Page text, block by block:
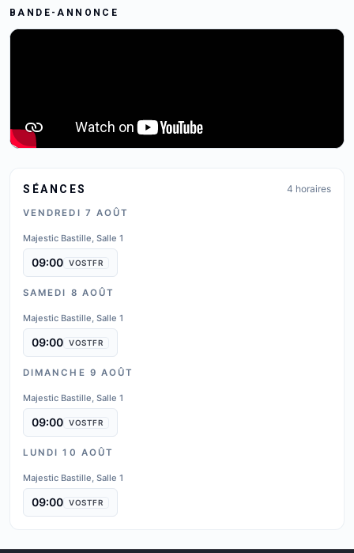
SÉANCES 4 horaires
VENDREDI 7 AOÛT
Majestic Bastille, Salle 1
09:00 VOSTFR
SAMEDI 8 AOÛT
Majestic Bastille, Salle 1
09:00 VOSTFR
DIMANCHE 9 AOÛT
Majestic Bastille, Salle 1
09:00 VOSTFR
LUNDI 10 AOÛT
Majestic Bastille, Salle 1
09:00 VOSTFR
BANDE-ANNONCE